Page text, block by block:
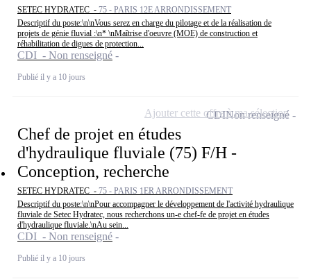
SETEC HYDRATEC - 75 - PARIS 12E ARRONDISSEMENT
Descriptif du poste:\n\nVous serez en charge du pilotage et de la réalisation de
projets de génie fluvial :\n* \nMaîtrise d'oeuvre (MOE) de construction et
réhabilitation de digues de protection...
CDI - Non renseigné
Publié il y a 10 jours
Chef de projet en études
d'hydraulique fluviale (75) F/H -
Conception, recherche
SETEC HYDRATEC - 75 - PARIS 1ER ARRONDISSEMENT
Descriptif du poste:\n\nPour accompagner le développement de l'activité hydraulique
fluviale de Setec Hydratec, nous recherchons un-e chef-fe de projet en études
d'hydraulique fluviale.\nAu sein...
CDI - Non renseigné
Publié il y a 10 jours
CDINon renseigné
Ajouter cette offre à ma sélection